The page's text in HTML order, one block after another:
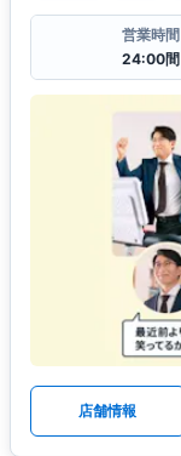
営業時間
24:00間
店舗情報